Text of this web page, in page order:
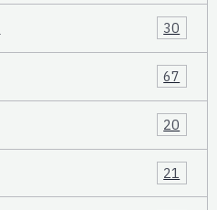
30
67
20
21